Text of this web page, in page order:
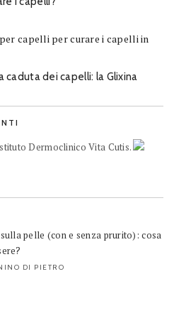
dei capelli: la Glixina
Dermoclinico Vita Cutis.
pelle (con e senza prurito): cosa
DI PIETRO